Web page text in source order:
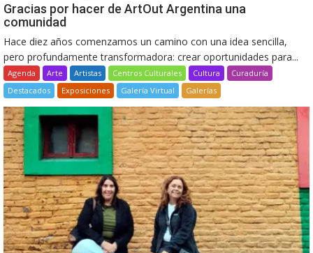
Gracias por hacer de ArtOut Argentina una
comunidad
Hace diez años comenzamos un camino con una idea sencilla,
pero profundamente transformadora: crear oportunidades para...
Agenda Arte Artistas Centros Culturales Cultura
Curaduría
Destacados
Exposiciones Galería Virtual Galerías